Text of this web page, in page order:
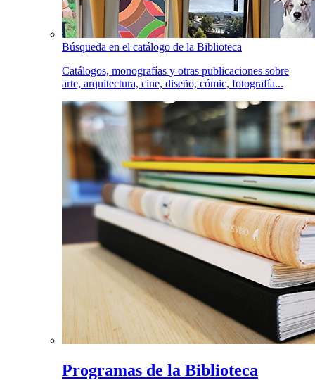
Búsqueda en el catálogo de la Biblioteca
Catálogos, monografías y otras publicaciones sobre
arte, arquitectura, cine, diseño, cómic, fotografía...
Programas de la Biblioteca